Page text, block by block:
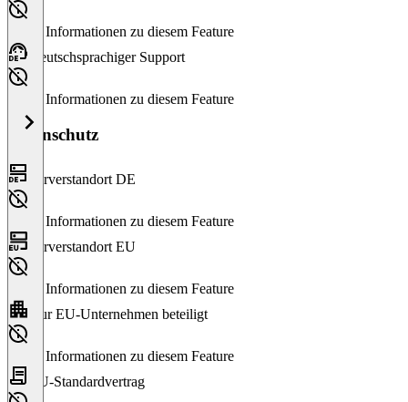
Keine Informationen zu diesem Feature
Deutschsprachiger Support
Keine Informationen zu diesem Feature
Datenschutz
Serverstandort DE
Keine Informationen zu diesem Feature
Serverstandort EU
Keine Informationen zu diesem Feature
Nur EU-Unternehmen beteiligt
Keine Informationen zu diesem Feature
EU-Standardvertrag